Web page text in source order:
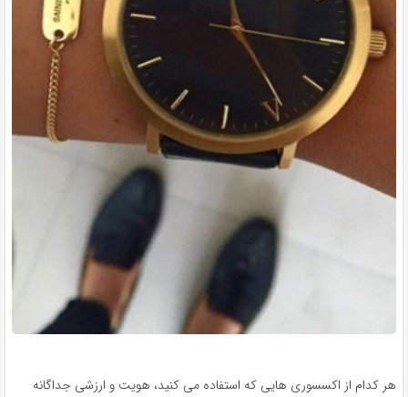
هر کدام از اکسسوری هایی که استفاده می کنید، هویت و ارزشی جداگانه